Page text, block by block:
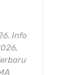
Info